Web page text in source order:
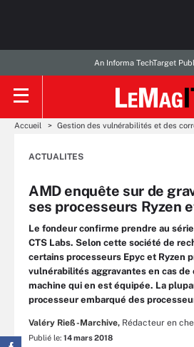
An Informa TechTarget
Accueil Gestion des vulnérabilités et des
ACTUALITES
AMD enquête sur de
ses processeurs Ryzen
Le fondeur confirme prendre au
CTS Labs. Selon cette société de
certains processeurs Epyc et Ryzen
vulnérabilités aggravantes en cas de
machine qui en est équipée. La
processeur embarqué des
Valéry Rieß-Marchive, Rédacteur en
Publié le: 14 mars 2018